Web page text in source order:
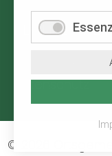
RECHTLICHE
überspringen
Datenschutz
© 2026